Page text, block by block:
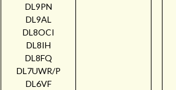
DL9PN
DL9AL
DL8OCI
DL8IH
DL8FQ
DL7UWR/P
DL6VF